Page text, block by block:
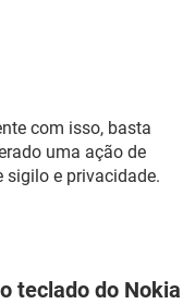
com isso, basta
uma ação de
sigilo e privacidade.
teclado do Nokia